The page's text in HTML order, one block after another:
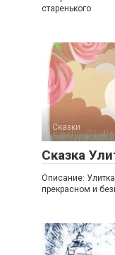
старенького
Сказки
Сказка
Описание:
прекрасном и